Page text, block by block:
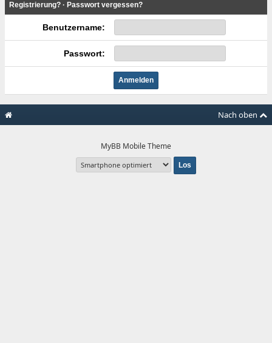
Registrierung? · Passwort vergessen?
Benutzername:
Passwort:
Nach oben
MyBB Mobile Theme